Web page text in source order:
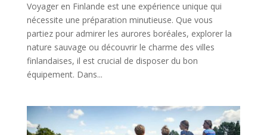
Voyager en Finlande est une expérience unique qui
nécessite une préparation minutieuse. Que vous
partiez pour admirer les aurores boréales, explorer la
nature sauvage ou découvrir le charme des villes
finlandaises, il est crucial de disposer du bon
équipement. Dans...